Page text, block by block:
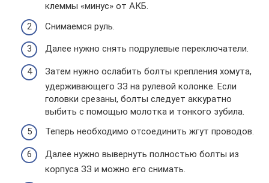
клеммы «минус» от АКБ.
Снимаемся руль.
Далее нужно снять подрулевые переключатели.
Затем нужно ослабить болты крепления хомута,
удерживающего ЗЗ на рулевой колонке. Если
головки срезаны, болты следует аккуратно
выбить с помощью молотка и тонкого зубила.
Теперь необходимо отсоединить жгут проводов.
Далее нужно вывернуть полностью болты из
корпуса ЗЗ и можно его снимать.